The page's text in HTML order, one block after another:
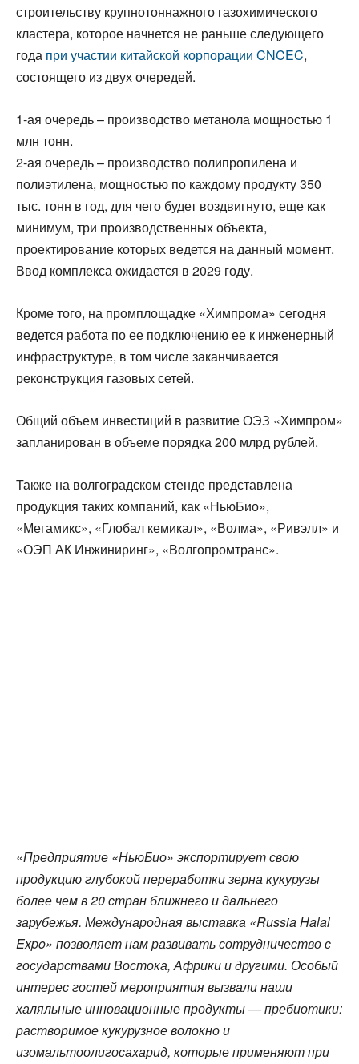
строительству крупнотоннажного газохимического
кластера, которое начнется не раньше следующего
года при участии китайской корпорации CNCEC,
состоящего из двух очередей.
1-ая очередь – производство метанола мощностью 1
млн тонн.
2-ая очередь – производство полипропилена и
полиэтилена, мощностью по каждому продукту 350
тыс. тонн в год, для чего будет воздвигнуто, еще как
минимум, три производственных объекта,
проектирование которых ведется на данный момент.
Ввод комплекса ожидается в 2029 году.
Кроме того, на промплощадке «Химпрома» сегодня
ведется работа по ее подключению ее к инженерный
инфраструктуре, в том числе заканчивается
реконструкция газовых сетей.
Общий объем инвестиций в развитие ОЭЗ «Химпром»
запланирован в объеме порядка 200 млрд рублей.
Также на волгоградском стенде представлена
продукция таких компаний, как «НьюБио»,
«Мегамикс», «Глобал кемикал», «Волма», «Ривэлл» и
«ОЭП АК Инжиниринг», «Волгопромтранс».
«Предприятие «НьюБио» экспортирует свою
продукцию глубокой переработки зерна кукурузы
более чем в 20 стран ближнего и дальнего
зарубежья. Международная выставка «Russia Halal
Expo» позволяет нам развивать сотрудничество с
государствами Востока, Африки и другими. Особый
интерес гостей мероприятия вызвали наши
халяльные инновационные продукты — пребиотики:
растворимое кукурузное волокно и
изомальтоолигосахарид, которые применяют при